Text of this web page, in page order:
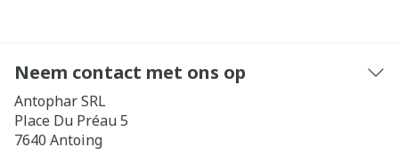
Neem contact met ons op
Antophar SRL
Place Du Préau 5
7640 Antoing